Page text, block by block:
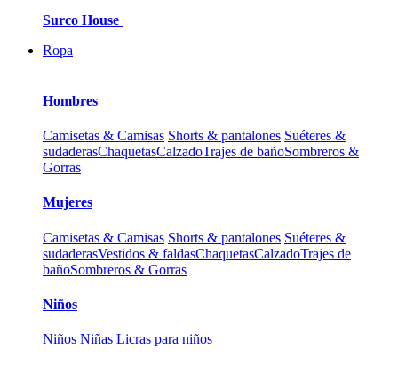
Surco House
Ropa
Hombres
Camisetas & Camisas Shorts & pantalones Suéteres &
sudaderasChaquetasCalzadoTrajes de bañoSombreros &
Gorras
Mujeres
Camisetas & Camisas Shorts & pantalones Suéteres &
sudaderasVestidos & faldasChaquetasCalzadoTrajes de
bañoSombreros & Gorras
Niños
Niños Niñas Licras para niños